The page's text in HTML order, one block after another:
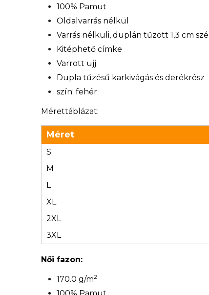
100% Pamut
Oldalvarrás nélkül
Varrás nélküli, duplán tűzött 1,3 cm
Kitéphető címke
Varrott ujj
Dupla tűzésű karkivágás és derékrész
szín: fehér
Mérettáblázat:
Méret
S
M
L
XL
2XL
3XL
Női fazon:
170.0 g/m2